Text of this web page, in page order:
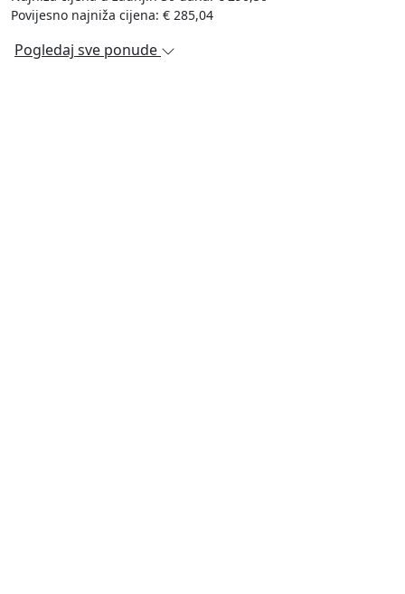
Povijesno najniža cijena: € 285,04
Pogledaj sve ponude